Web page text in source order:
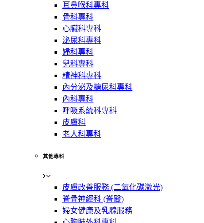
耳鼻喉科專科
骨科專科
心臟科專科
泌尿科專科
婦科專科
兒科專科
精神科專科
內分泌及糖尿科專科
內科專科
呼吸系統科專科
皮膚科
老人科專科
其他專科
皮膚改善服務 (二氧化碳激光)
脊骨神經科 (脊醫)
婦女健康及乳腺服務